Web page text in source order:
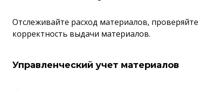
Отслеживайте расход материалов, проверяйте
корректность выдачи материалов.
Управленческий учет материалов